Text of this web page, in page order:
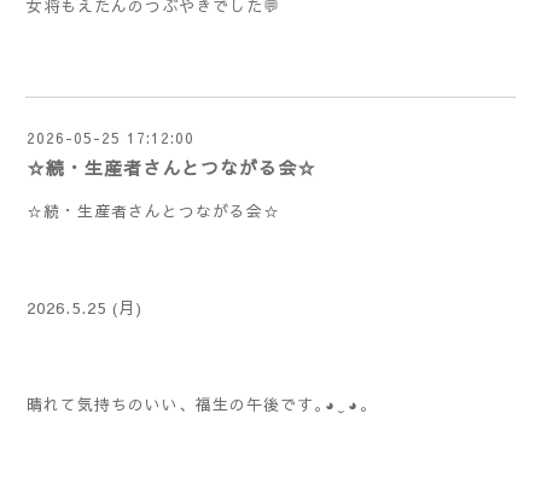
女将もえたんのつぶやきでした💬
2026-05-25 17:12:00
☆続・生産者さんとつながる会☆
☆続・生産者さんとつながる会☆
2026.5.25 (月)
晴れて気持ちのいい、福生の午後です｡⁠◕⁠‿⁠◕⁠｡